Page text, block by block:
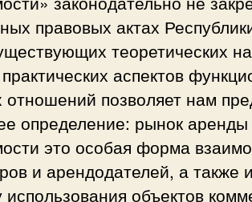
правовых актах
теоретических
аспектов
позволяет нам
определение: рынок аренды
это особая форма
и арендодателей, а также
использования объектов